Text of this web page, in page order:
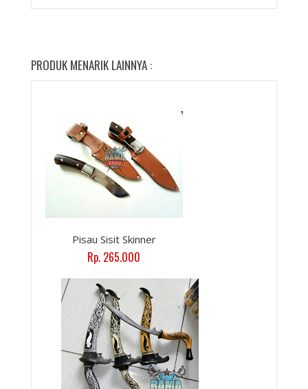
PRODUK MENARIK LAINNYA :
Pisau Sisit Skinner
Rp. 265.000